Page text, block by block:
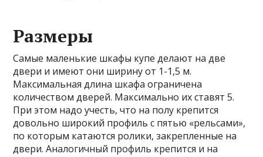
Размеры
Самые маленькие шкафы купе делают на две
двери и имеют они ширину от 1-1,5 м.
Максимальная длина шкафа ограничена
количеством дверей. Максимально их ставят 5.
При этом надо учесть, что на полу крепится
довольно широкий профиль с пятью «рельсами»,
по которым катаются ролики, закрепленные на
двери. Аналогичный профиль крепится и на